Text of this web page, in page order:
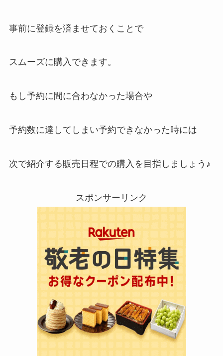
事前に登録を済ませておくことで
スムーズに購入できます。
もし予約に間に合わなかった場合や
予約数に達してしまい予約できなかった時には
次で紹介する販売日程での購入を目指しましょう♪
スポンサーリンク